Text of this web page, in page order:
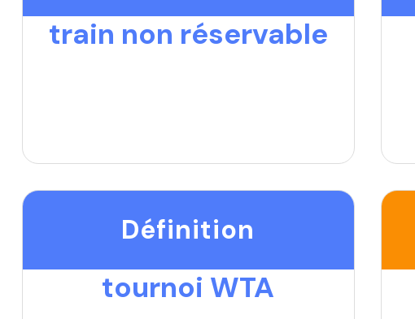
train non réservable
Définition
tournoi WTA